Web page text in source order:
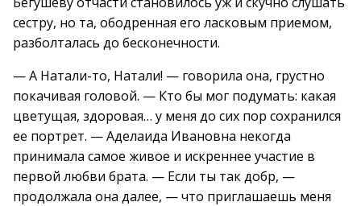
сестру, но та, ободренная его ласковым приемом,
разболталась до бесконечности.
— А Натали-то, Натали! — говорила она, грустно
покачивая головой. — Кто бы мог подумать: какая
цветущая, здоровая… у меня до сих пор сохранился
ее портрет. — Аделаида Ивановна некогда
принимала самое живое и искреннее участие в
первой любви брата. — Если ты так добр, —
продолжала она далее, — что приглашаешь меня